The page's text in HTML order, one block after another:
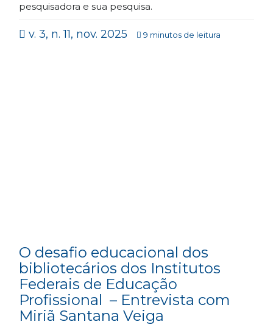
pesquisadora e sua pesquisa.
v. 3, n. 11, nov. 2025 9 minutos de leitura
O desafio educacional dos
bibliotecários dos Institutos
Federais de Educação
Profissional – Entrevista com
Miriã Santana Veiga